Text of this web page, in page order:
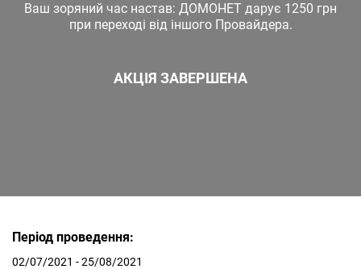
Ваш зоряний час настав: ДОМОНЕТ дарує 1250 грн
при переході від іншого Провайдера.
АКЦІЯ ЗАВЕРШЕНА
Період проведення:
02/07/2021 - 25/08/2021